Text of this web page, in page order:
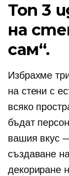
Топ 3
на
сам“.
Избрахме
на стени с
всяко
бъдат
вашия вкус
създаване
декориране